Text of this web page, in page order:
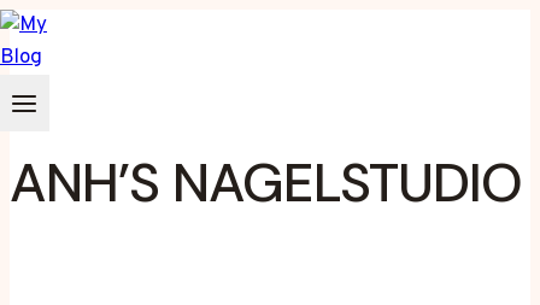
Zum
Inhalt
springen
ANH’S NAGELSTUDIO